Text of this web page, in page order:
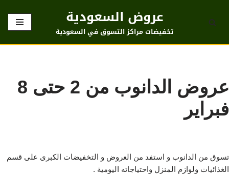
تخطى
عروض السعودية
تخفيضات مراكز التسوق في السعودية
عروض الدانوب من 2 حتى 8
فبراير
تسوق من الدانوب و استفد من العروض و التخفيضات الكبرى على قسم
الغذائيات ولوازم المنزل واحتياجاته اليومية .